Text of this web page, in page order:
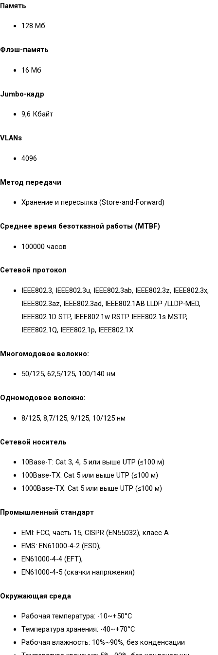
Акустика
Стационарная
Портативная
Колонки
Саундбары
Иглы
Хедшеллы
Аксессуары
Наушники
Накладные
Вкладыши
Аудио
Аксессуары
Стационарные
Память
128 Мб
Флэш-память
16 Мб
Jumbo-кадр
9,6 Кбайт
VLANs
4096
Метод передачи
Хранение и пересылка (Store-and-Forward)
Среднее время безотказной работы (MTBF)
100000 часов
Сетевой протокол
IEEE802.3, IEEE802.3u, IEEE802.3ab, IEEE802.3z, IEEE802.3x,
IEEE802.3az, IEEE802.3ad, IEEE802.1AB LLDP /LLDP-MED,
IEEE802.1D STP, IEEE802.1w RSTP IEEE802.1s MSTP,
IEEE802.1Q, IEEE802.1p, IEEE802.1X
Многомодовое волокно:
50/125, 62,5/125, 100/140 нм
Одномодовое волокно:
8/125, 8,7/125, 9/125, 10/125 нм
Сетевой носитель
10Base-T: Cat 3, 4, 5 или выше UTP (≤100 м)
100Base-TX: Cat 5 или выше UTP (≤100 м)
1000Base-TX: Cat 5 или выше UTP (≤100 м)
Промышленный стандарт
EMI: FCC, часть 15, CISPR (EN55032), класс А
EMS: EN61000-4-2 (ESD),
EN61000-4-4 (EFT),
EN61000-4-5 (скачки напряжения)
Окружающая среда
Рабочая температура: -10~+50°C
Температура хранения: -40~+70°С
Рабочая влажность: 10%~90%, без конденсации